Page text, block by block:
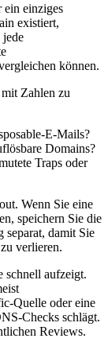
ein einziges
existiert,
jede
können.
Zahlen zu
Domains?
Traps oder
Wenn Sie eine
speichern Sie die
separat, damit Sie
verlieren.
schnell aufzeigt.
oder eine
schlägt.
Reviews.